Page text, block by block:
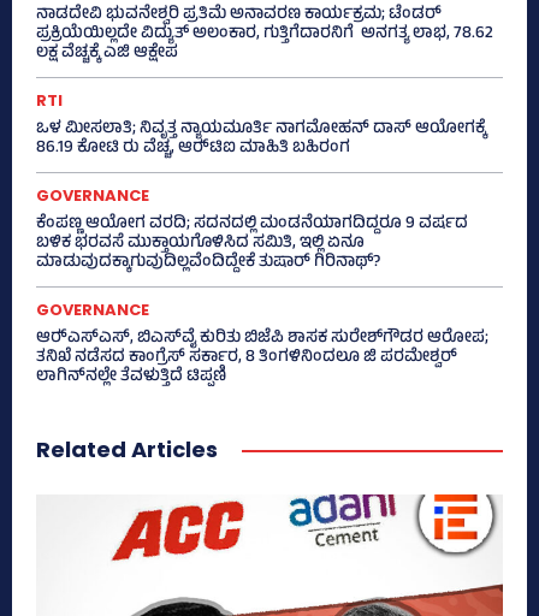
ನಾಡದೇವಿ ಭುವನೇಶ್ವರಿ ಪ್ರತಿಮೆ ಅನಾವರಣ ಕಾರ್ಯಕ್ರಮ; ಟೆಂಡರ್
ಪ್ರಕ್ರಿಯೆಯಿಲ್ಲದೇ ವಿದ್ಯುತ್‌ ಅಲಂಕಾರ, ಗುತ್ತಿಗೆದಾರನಿಗೆ ಅನಗತ್ಯ ಲಾಭ, 78.62
ಲಕ್ಷ ವೆಚ್ಚಕ್ಕೆ ಎಜಿ ಆಕ್ಷೇಪ
RTI
ಒಳ ಮೀಸಲಾತಿ; ನಿವೃತ್ತ ನ್ಯಾಯಮೂರ್ತಿ ನಾಗಮೋಹನ್ ದಾಸ್ ಆಯೋಗಕ್ಕೆ
86.19 ಕೋಟಿ ರು ವೆಚ್ಚ, ಆರ್‍‌ಟಿಐ ಮಾಹಿತಿ ಬಹಿರಂಗ
GOVERNANCE
ಕೆಂಪಣ್ಣ ಆಯೋಗ ವರದಿ; ಸದನದಲ್ಲಿ ಮಂಡನೆಯಾಗದಿದ್ದರೂ 9 ವರ್ಷದ
ಬಳಿಕ ಭರವಸೆ ಮುಕ್ತಾಯಗೊಳಿಸಿದ ಸಮಿತಿ, ಇಲ್ಲಿ ಏನೂ
ಮಾಡುವುದಕ್ಕಾಗುವುದಿಲ್ಲವೆಂದಿದ್ದೇಕೆ ತುಷಾರ್ ಗಿರಿನಾಥ್?
GOVERNANCE
ಆರ್‍‌ಎಸ್‌ಎಸ್‌, ಬಿಎಸ್‌ವೈ ಕುರಿತು ಬಿಜೆಪಿ ಶಾಸಕ ಸುರೇಶ್‌ಗೌಡರ ಆರೋಪ;
ತನಿಖೆ ನಡೆಸದ ಕಾಂಗ್ರೆಸ್‌ ಸರ್ಕಾರ, 8 ತಿಂಗಳಿನಿಂದಲೂ ಜಿ ಪರಮೇಶ್ವರ್
ಲಾಗಿನ್‌ನಲ್ಲೇ ತೆವಳುತ್ತಿದೆ ಟಿಪ್ಪಣಿ
Related Articles